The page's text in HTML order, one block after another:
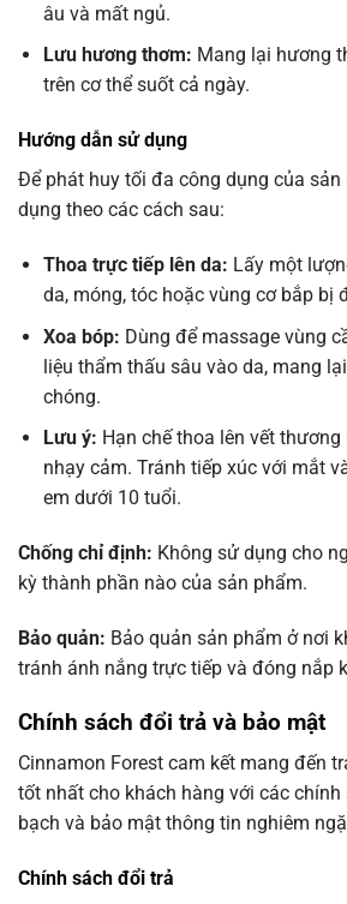
âu và mất ngủ.
Lưu hương thơm: Mang lại hương
trên cơ thể suốt cả ngày.
Hướng dẫn sử dụng
Để phát huy tối đa công dụng của sản
dụng theo các cách sau:
Thoa trực tiếp lên da: Lấy một
da, móng, tóc hoặc vùng cơ bắp bị
Xoa bóp: Dùng để massage vùng
liệu thẩm thấu sâu vào da, mang
chóng.
Lưu ý: Hạn chế thoa lên vết
nhạy cảm. Tránh tiếp xúc với mắt
em dưới 10 tuổi.
Chống chỉ định: Không sử dụng cho
kỳ thành phần nào của sản phẩm.
Bảo quản: Bảo quản sản phẩm ở nơi
tránh ánh nắng trực tiếp và đóng nắp
Chính sách đổi trả và bảo mật
Cinnamon Forest cam kết mang đến
tốt nhất cho khách hàng với các
bạch và bảo mật thông tin nghiêm
Chính sách đổi trả